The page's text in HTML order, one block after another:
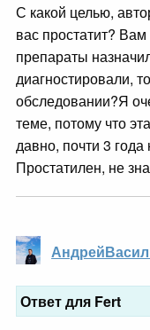
С какой целью,
вас простатит? Вам
препараты
диагностировали,
обследовании?Я
теме, потому что
давно, почти 3
Простатилен, не
Ответ для Fert